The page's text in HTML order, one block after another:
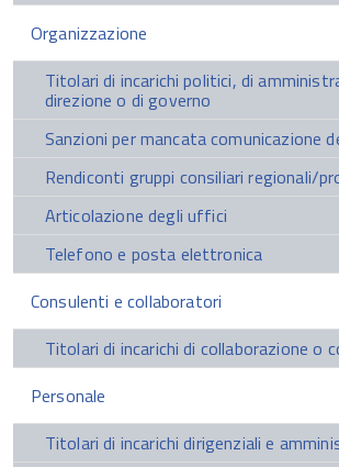
Organizzazione
Titolari di incarichi politici, di
direzione o di governo
Sanzioni per mancata comunicazione
Rendiconti gruppi consiliari regionali/
Articolazione degli uffici
Telefono e posta elettronica
Consulenti e collaboratori
Titolari di incarichi di collaborazione o
Personale
Titolari di incarichi dirigenziali e